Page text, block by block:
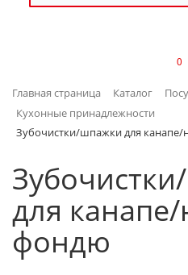
ИНТЕРЬЕР
КЛИМАТИЧЕСКАЯ ТЕХНИКА
КРЕПЕЖ И СКОБЯНЫЕ
0
Главная страница Каталог
Кухонные принадлежности
Зубочистки/шпажки для
для
фондю